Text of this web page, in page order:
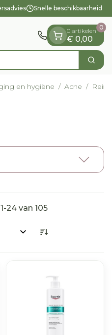
Snelle beschikbaarheid
Zoek
0 artikelen
€ 0,00
0
en hygiëne / Acne /
1-24 van 105